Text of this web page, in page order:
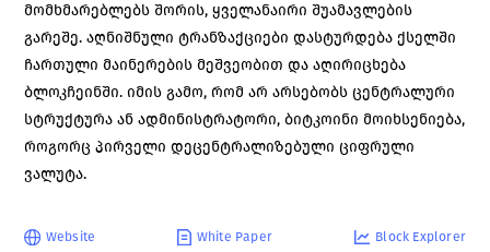
მომხმარებლებს შორის, ყველანაირი შუამავლების
გარეშე. აღნიშნული ტრანზაქციები დასტურდება ქსელში
ჩართული მაინერების მეშვეობით და აღირიცხება
ბლოკჩეინში. იმის გამო, რომ არ არსებობს ცენტრალური
სტრუქტურა ან ადმინისტრატორი, ბიტკოინი მოიხსენიება,
როგორც პირველი დეცენტრალიზებული ციფრული
ვალუტა.
Website White Paper Block Explorer